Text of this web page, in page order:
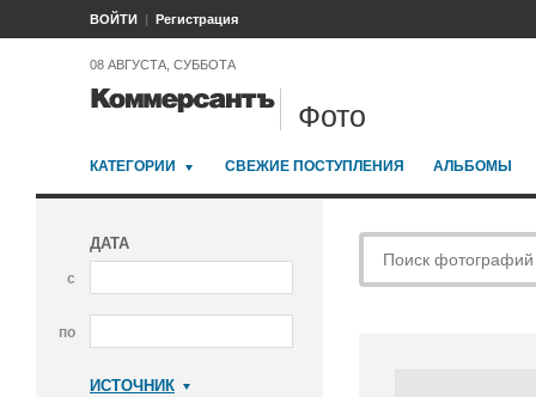
ВОЙТИ Регистрация
08 АВГУСТА, СУББОТА
Фото
КАТЕГОРИИ СВЕЖИЕ ПОСТУПЛЕНИЯ АЛЬБОМЫ
ДАТА
с
по
ИСТОЧНИК